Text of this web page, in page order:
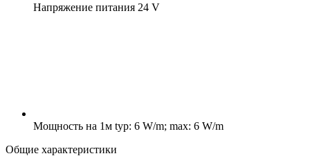
Напряжение питания 24 V
Мощность на 1м typ: 6 W/m; max: 6 W/m
Общие характеристики